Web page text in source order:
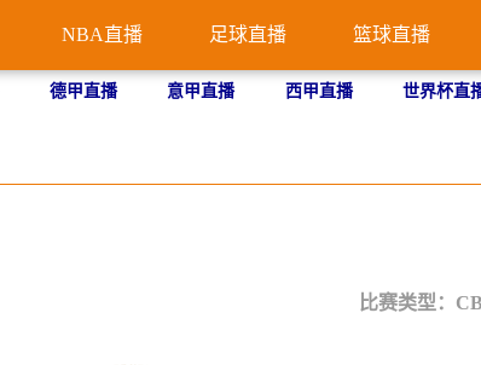
NBA直播 足球直播 篮球直播
德甲直播 意甲直播 西甲直播 世界杯直
比赛类型：